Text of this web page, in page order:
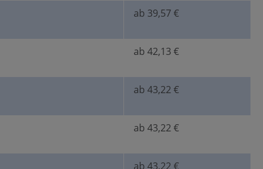
ab 39,57 €
ab 42,13 €
ab 43,22 €
ab 43,22 €
ab 43,22 €